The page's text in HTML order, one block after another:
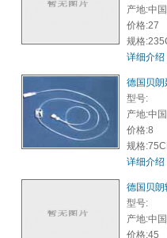
产地:中
价格:27
规格
详细介绍
德国贝朗
型号:
产地:中
价格:8
规格
详细介绍
德国贝朗
型号:
产地:中
价格:45